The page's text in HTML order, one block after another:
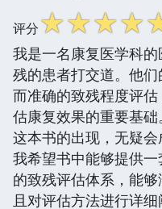
评分☆☆☆☆
我是一名康复医学科
残的患者打交道。他们
而准确的致残程度评
估康复效果的重要基础
这本书的出现，无疑会
我希望书中能够提供
的致残评估体系，能
且对评估方法进行详